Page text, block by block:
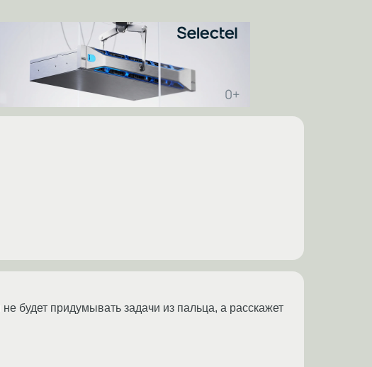
будет придумывать задачи из пальца, а расскажет